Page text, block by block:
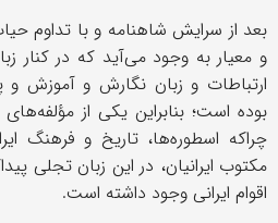
بعد از سرایش شاهنامه و با تداوم
و معیار به وجود می‌آید که در کنار
ارتباطات و زبان نگارش و آموزش
بوده است؛ بنابراین یکی از
چراکه اسطوره‌ها، تاریخ و فرهنگ
مکتوب ایرانیان، در این زبان تجلی
اقوام ایرانی وجود داشته است.